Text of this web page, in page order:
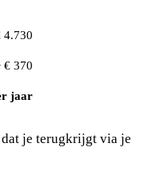
4.730
€ 370
jaar
dat je terugkrijgt via je